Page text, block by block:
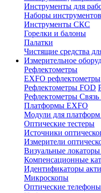
Инструменты для
Наборы инструментов
Инструменты СКС
Горелки и балоны
Палатки
Чистящие средства
Измерительное
Рефлектометры
EXFO рефлектометры
Рефлектометры FOD
Рефлектометры
Платформы EXFO
Модули для
Оптические тестеры
Источники
Измерители
Визуальные
Компенсационные
Идентификаторы
Микроскопы
Оптические телефоны